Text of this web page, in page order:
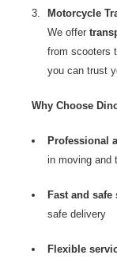
Motorcycle
We offer
from scooters
you can trust
Why Choose
Professional
in moving and
Fast and safe
safe delivery
Flexible